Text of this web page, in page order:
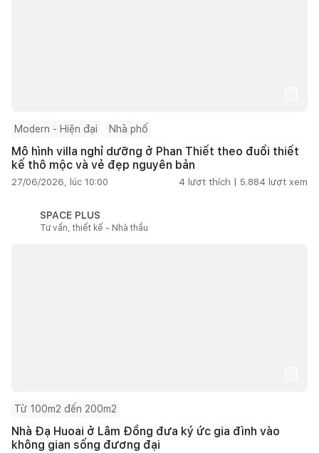
Modern - Hiện đại Nhà phố
Mô hình villa nghỉ dưỡng ở Phan Thiết theo đuổi thiết
kế thô mộc và vẻ đẹp nguyên bản
27/06/2026, lúc 10:00 4 lượt thích | 5.884 lượt xem
SPACE PLUS
Tư vấn, thiết kế - Nhà thầu
Từ 100m2 đến 200m2
Nhà Đạ Huoai ở Lâm Đồng đưa ký ức gia đình vào
không gian sống đương đại